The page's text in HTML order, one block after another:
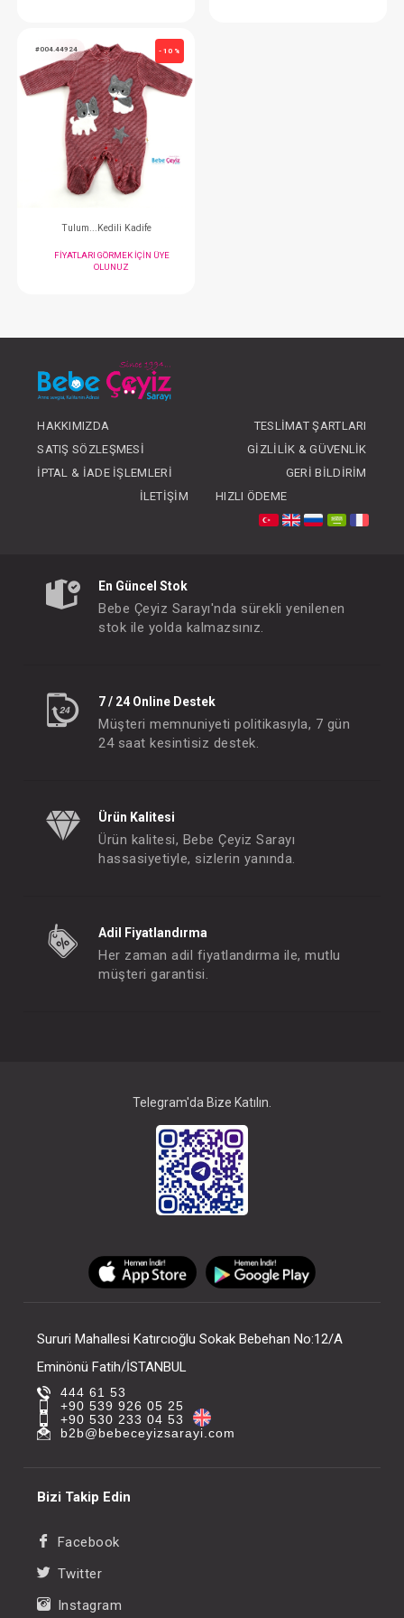
Tulum...Fiyonklu Kadife
FIYATLARI GÖRMEK IÇIN ÜYE
OLUNUZ
#004.44924
Tulum...Kedili Kadife
FIYATLARI GÖRMEK IÇIN ÜYE
HAKKIMIZDA
TESLIMAT ŞARTLARI
SATIŞ SÖZLEŞMESI
GIZLILIK & GÜVENLIK
İPTAL & İADE İŞLEMLERI
GERI BILDIRIM
İLETIŞIM
HIZLI ÖDEME
En Güncel Stok
Bebe Çeyiz Sarayı'nda sürekli yenilenen
stok ile yolda kalmazsınız.
7 / 24 Online Destek
Müşteri memnuniyeti politikasıyla, 7 gün
24 saat kesintisiz destek.
Ürün Kalitesi
Ürün kalitesi, Bebe Çeyiz Sarayı
hassasiyetiyle, sizlerin yanında.
Adil Fiyatlandırma
Her zaman adil fiyatlandırma ile, mutlu
müşteri garantisi.
Telegram'da Bize Katılın.
Sururi Mahallesi Katırcıoğlu Sokak Bebehan No:12/A
Eminönü Fatih/İSTANBUL
444 61 53
+90 539 926 05 25
+90 530 233 04 53
b2b@bebeceyizsarayi.com
Bizi Takip Edin
Facebook
Twitter
Instagram